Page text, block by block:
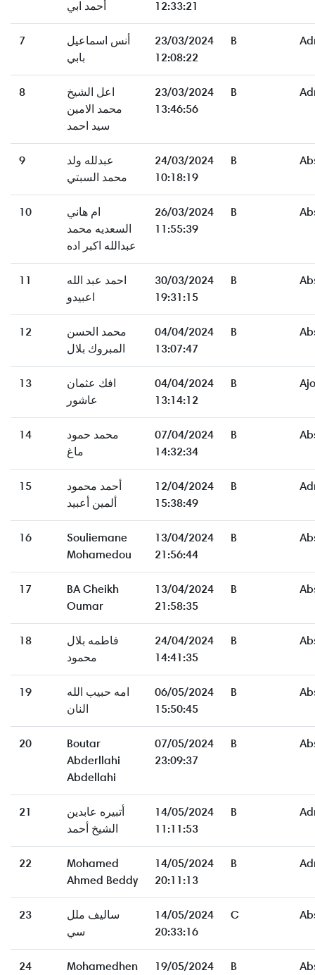
أحمد ابي
12:33:21
7
أنس اسماعيل
بابي
23/03/2024
12:08:22
B
8
اعل الشيخ
محمد الامين
سيد احمد
23/03/2024
13:46:56
B
9
عبدلله ولد
محمد السبتي
24/03/2024
10:18:19
B
10
ام هاني
السعديه محمد
عبدالله اكبر اده
26/03/2024
11:55:39
B
11
احمد عبد الله
اعبيدو
30/03/2024
19:31:15
B
12
محمد الحسن
المبروك بلال
04/04/2024
13:07:47
B
13
افك عثمان
عاشور
04/04/2024
13:14:12
B
14
محمد حمود
ماغ
07/04/2024
14:32:34
B
15
أحمد محمود
ألمين أعبيد
12/04/2024
15:38:49
B
16
Souliemane
Mohamedou
13/04/2024
21:56:44
B
17
BA Cheikh
Oumar
13/04/2024
21:58:35
B
18
فاطمه بلال
محمود
24/04/2024
14:41:35
B
19
امه حبيب الله
النان
06/05/2024
15:50:45
B
20
Boutar
Abderllahi
Abdellahi
07/05/2024
23:09:37
B
21
أتبيره عابدين
الشيخ أحمد
14/05/2024
11:11:53
B
22
Mohamed
Ahmed Beddy
14/05/2024
20:11:13
B
23
ساليف ملل
سي
14/05/2024
20:33:16
C
24 Mohamedhen 19/05/2024 B